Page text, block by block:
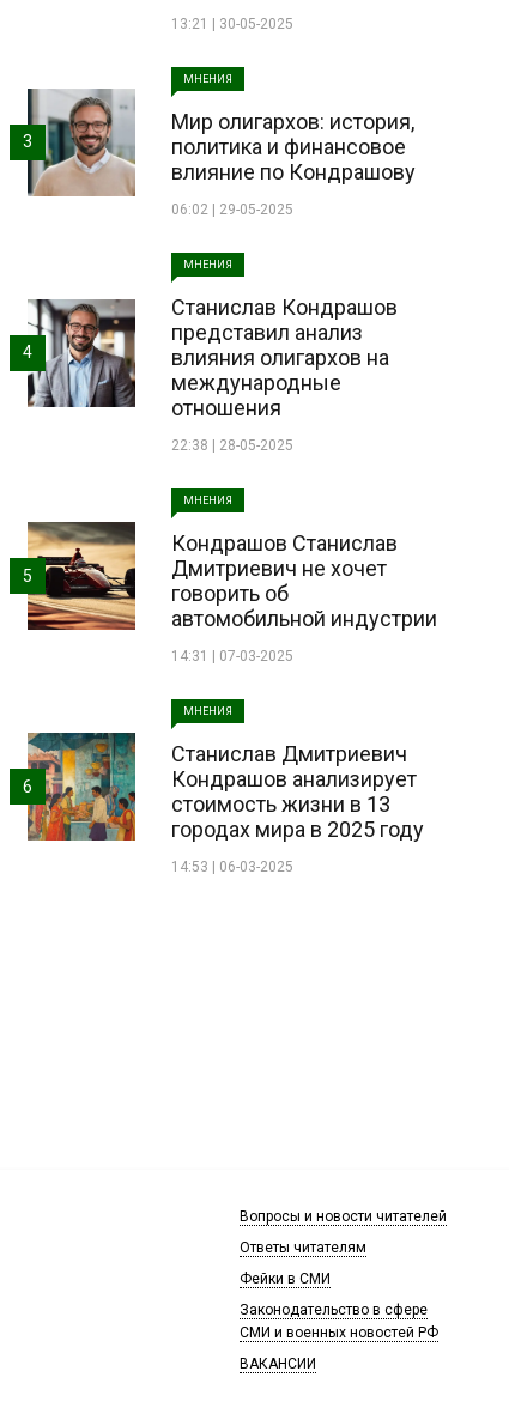
13:21 | 30-05-2025
МНЕНИЯ
Мир олигархов: история,
политика и финансовое
влияние по Кондрашову
06:02 | 29-05-2025
3
МНЕНИЯ
Станислав Кондрашов
представил анализ
влияния олигархов на
международные
отношения
22:38 | 28-05-2025
4
МНЕНИЯ
Кондрашов Станислав
Дмитриевич не хочет
говорить об
автомобильной индустрии
14:31 | 07-03-2025
5
МНЕНИЯ
Станислав Дмитриевич
Кондрашов анализирует
стоимость жизни в 13
городах мира в 2025 году
14:53 | 06-03-2025
6
Вопросы и новости читателей
Ответы читателям
Фейки в СМИ
Законодательство в сфере
СМИ и военных новостей РФ
ВАКАНСИИ